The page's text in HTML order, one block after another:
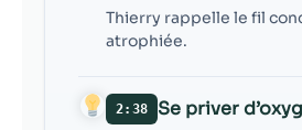
Thierry rappelle le fil
atrophiée.
2:38 Se priver